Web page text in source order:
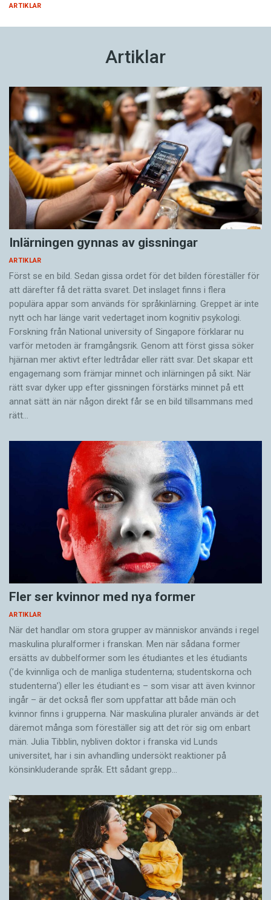
ARTIKLAR
Artiklar
Inlärningen gynnas av gissningar
ARTIKLAR
Först se en bild. Sedan gissa ordet för det bilden föreställer för
att därefter få det rätta svaret. Det inslaget finns i flera
populära appar som används för språkinlärning. Greppet är inte
nytt och har länge varit vedertaget inom kognitiv psykologi.
Forskning från National university of Singa­pore förklarar nu
varför metoden är framgångsrik. Genom att först gissa ­söker
hjärnan mer aktivt ­efter ledtrådar eller rätt svar. Det skapar ett
engagemang som främjar minnet och inlärningen på sikt. När
rätt svar dyker upp efter gissningen förstärks minnet på ett
annat sätt än när någon direkt får se en bild tillsammans med
rätt…
Fler ser kvinnor med nya former
ARTIKLAR
När det handlar om stora grupper av människor används i regel
maskulina pluralformer i franskan. Men när sådana ­former
ersätts av dubbel­former som les étudiantes et les étudiants
(’de kvinnliga och de manliga studenterna; studentskorna och
studenterna’) eller les étudiant·es – som visar att även kvinnor
ingår – är det också fler som uppfattar att både män och
kvinnor finns i grupperna. När maskulina pluraler används är det
där­emot många som föreställer sig att det rör sig om enbart
män. Julia Tibblin, nybliven doktor i franska vid Lunds
universitet, har i sin avhandling undersökt reaktioner på
könsinkluderande språk. Ett sådant grepp…